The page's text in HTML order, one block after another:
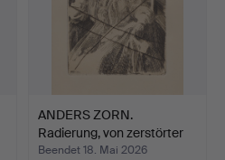
ANDERS ZORN.
Radierung, von zerstörter
Pla…
Beendet 18. Mai 2026